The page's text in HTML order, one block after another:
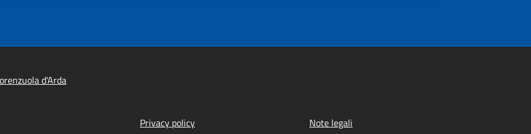
d'Arda
Privacy policy Note legali